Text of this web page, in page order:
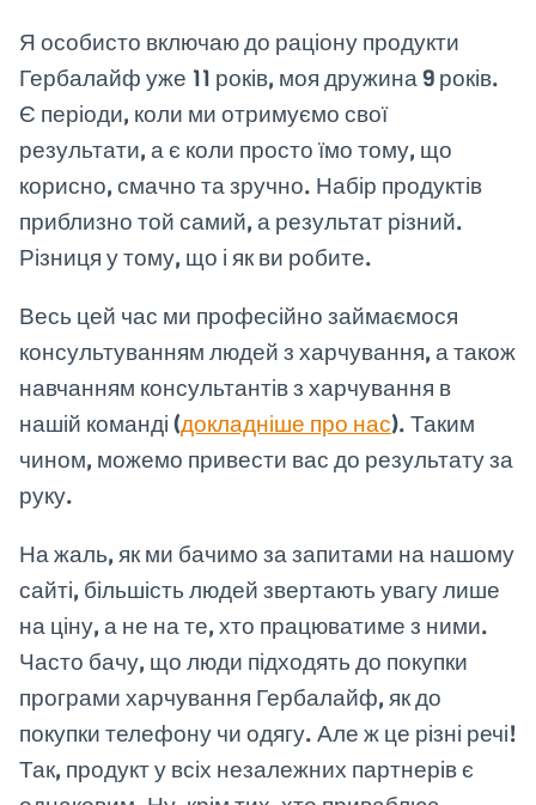
Я особисто включаю до раціону продукти
Гербалайф уже 11 років, моя дружина 9 років.
Є періоди, коли ми отримуємо свої
результати, а є коли просто їмо тому, що
корисно, смачно та зручно. Набір продуктів
приблизно той самий, а результат різний.
Різниця у тому, що і як ви робите.
Весь цей час ми професійно займаємося
консультуванням людей з харчування, а також
навчанням консультантів з харчування в
нашій команді (докладніше про нас). Таким
чином, можемо привести вас до результату за
руку.
На жаль, як ми бачимо за запитами на нашому
сайті, більшість людей звертають увагу лише
на ціну, а не на те, хто працюватиме з ними.
Часто бачу, що люди підходять до покупки
програми харчування Гербалайф, як до
покупки телефону чи одягу. Але ж це різні речі!
Так, продукт у всіх незалежних партнерів є